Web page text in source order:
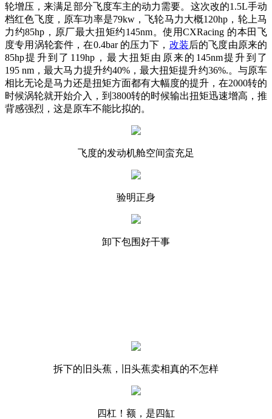
轮增压，来满足部分飞度车主的动力需要。这次改的1.5L手动
档红色飞度，原车功率是79kw，飞轮马力大概120hp，轮上马
力约85hp，原厂最大扭矩约145nm。使用CXRacing 的本田飞
度专用涡轮套件，在0.4bar 的压力下， 改装后的飞度由原来的
85hp提升到了119hp，最大扭矩由原来的145nm提升到了
195 nm，最大马力提升约40%，最大扭矩提升约36%.。与原车
相比无论是马力还是扭矩方面都有大幅度的提升，在2000转的
时候涡轮就开始介入，到3800转的时候输出扭矩迅速增高，推
背感强烈，这是原车不能比拟的。
飞度的发动机舱空间蛮充足
验明正身
卸下包围好干事
拆下的旧头蕉，旧头蕉卖相真的不怎样
四杠！额，是四缸